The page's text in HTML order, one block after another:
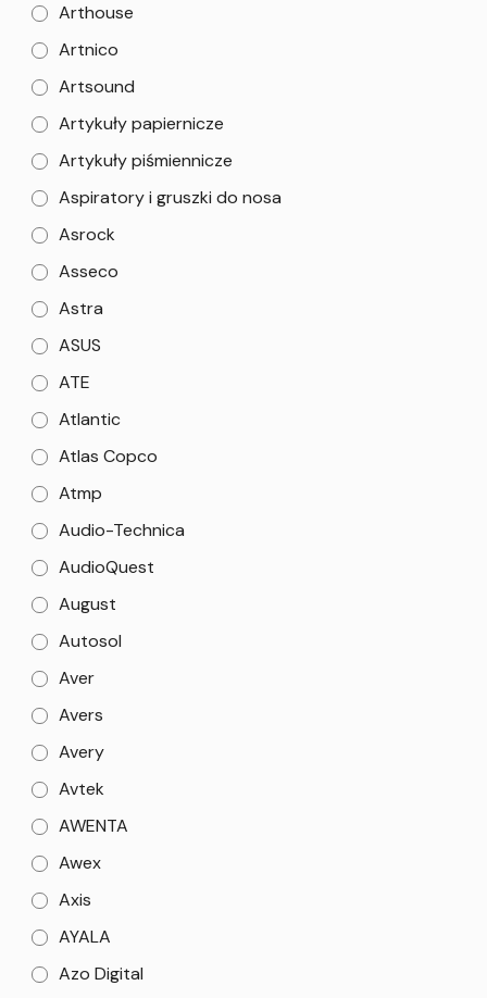
Arthouse
Artnico
Artsound
Artykuły papiernicze
Artykuły piśmiennicze
Aspiratory i gruszki do nosa
Asrock
Asseco
Astra
ASUS
ATE
Atlantic
Atlas Copco
Atmp
Audio-Technica
AudioQuest
August
Autosol
Aver
Avers
Avery
Avtek
AWENTA
Awex
Axis
AYALA
Azo Digital